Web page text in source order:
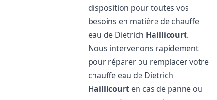
disposition pour toutes vos
besoins en matière de chauffe
eau de Dietrich Haillicourt.
Nous intervenons rapidement
pour réparer ou remplacer votre
chauffe eau de Dietrich
Haillicourt en cas de panne ou